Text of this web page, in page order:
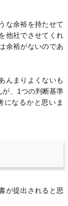
な余裕を持たせて
他社でさせてくれ
余裕がないのであ
んまりよくないも
が、1つの判断基準
になるかと思いま
が提出されると思